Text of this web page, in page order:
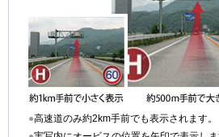
●高速道のみ約2km手前でも表示されます。